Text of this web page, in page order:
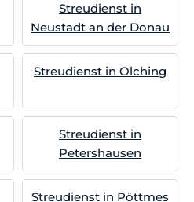
Streudienst in
Neustadt an der Donau
Streudienst in Olching
Streudienst in
Petershausen
Streudienst in Pöttmes